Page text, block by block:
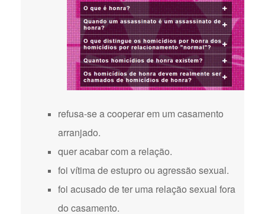
refusa-se a cooperar em um casamento
arranjado.
quer acabar com a relação.
foi vítima de estupro ou agressão sexual.
foi acusado de ter uma relação sexual fora
do casamento.